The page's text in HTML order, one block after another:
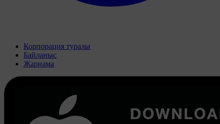
Корпорация туралы
Байланыс
Жарнама